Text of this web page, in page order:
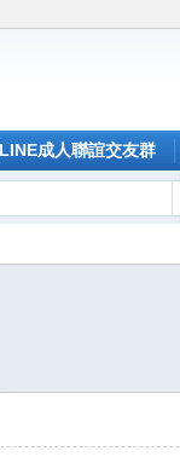
LINE成人聯誼交友群